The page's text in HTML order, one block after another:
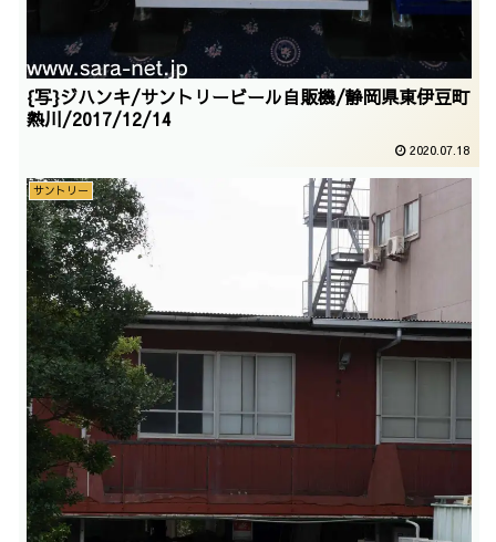
{写}ジハンキ/サントリービール自販機/静岡県東伊豆町
熱川/2017/12/14
2020.07.18
サントリー